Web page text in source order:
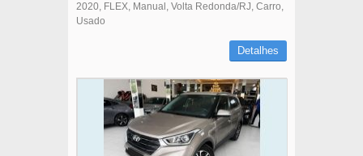
2020 FLEX Manual Volta Redonda/RJ Carro
Usado
Detalhes